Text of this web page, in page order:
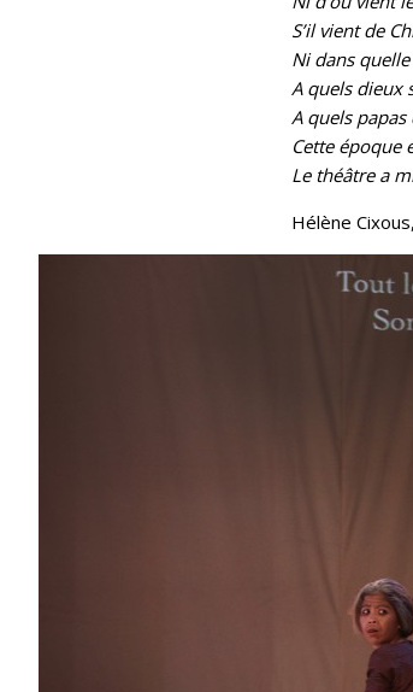
S’il vient de
Ni dans
A quels dieux
A quels
Cette époque
Le théâtre a
Hélène Cixous,